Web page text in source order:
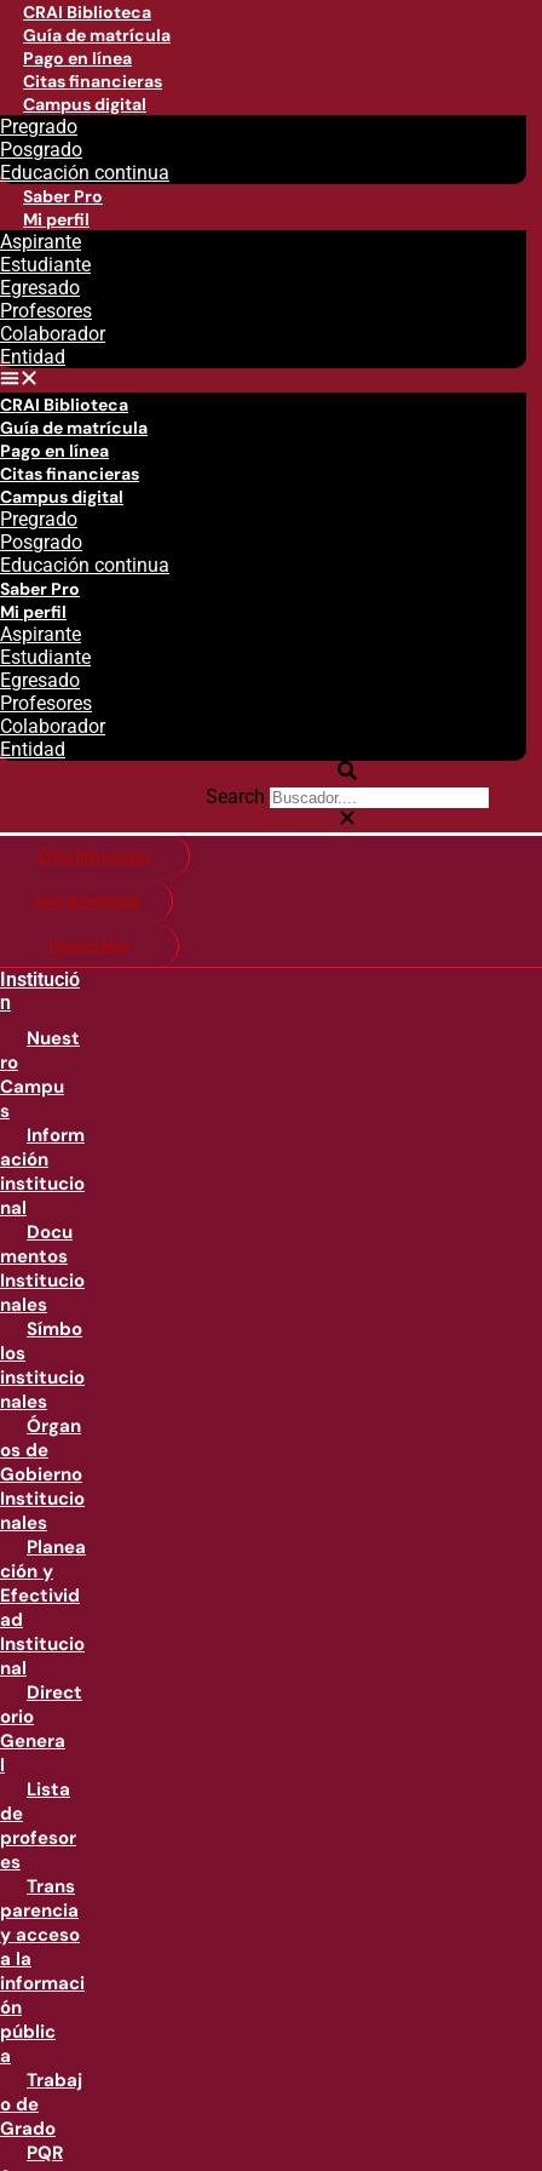
CRAI Biblioteca
Guía de matrícula
Pago en línea
Citas financieras
Campus digital
Pregrado
Posgrado
Educación continua
Saber Pro
Mi perfil
Aspirante
Estudiante
Egresado
Profesores
Colaborador
Entidad
CRAI Biblioteca
Guía de matrícula
Pago en línea
Citas financieras
Campus digital
Pregrado
Posgrado
Educación continua
Saber Pro
Mi perfil
Aspirante
Estudiante
Egresado
Profesores
Colaborador
Entidad
Search
Citas financieras
Guía de matricula
Pago en línea
Institució
n
Nuest
ro
Campu
s
Inform
ación
institucio
nal
Docu
mentos
Institucio
nales
Símbo
los
institucio
nales
Órgan
os de
Gobierno
Institucio
nales
Planea
ción y
Efectivid
ad
Institucio
nal
Direct
orio
Genera
l
Lista
de
profesor
es
Trans
parencia
y acceso
a la
informaci
ón
públic
a
Trabaj
o de
Grado
PQR